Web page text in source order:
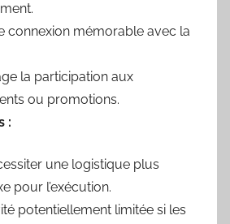
connexion mémorable avec la
la participation aux
ou promotions.
:
une logistique plus
pour l’exécution.
potentiellement limitée si les